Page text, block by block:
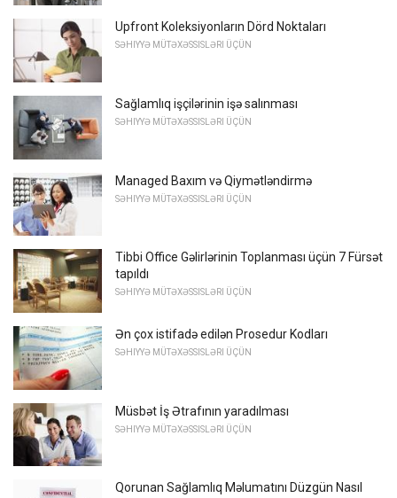
Upfront Koleksiyonların Dörd Noktaları
SƏHIYYƏ MÜTƏXƏSSISLƏRI ÜÇÜN
Sağlamlıq işçilərinin işə salınması
SƏHIYYƏ MÜTƏXƏSSISLƏRI ÜÇÜN
Managed Baxım və Qiymətləndirmə
SƏHIYYƏ MÜTƏXƏSSISLƏRI ÜÇÜN
Tibbi Office Gəlirlərinin Toplanması üçün 7 Fürsət
tapıldı
SƏHIYYƏ MÜTƏXƏSSISLƏRI ÜÇÜN
Ən çox istifadə edilən Prosedur Kodları
SƏHIYYƏ MÜTƏXƏSSISLƏRI ÜÇÜN
Müsbət İş Ətrafının yaradılması
SƏHIYYƏ MÜTƏXƏSSISLƏRI ÜÇÜN
Qorunan Sağlamlıq Məlumatını Düzgün Nasıl